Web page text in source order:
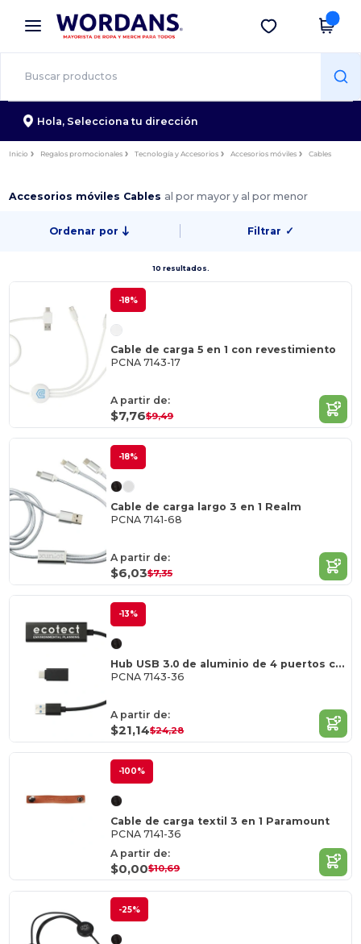
× App de Wordans
¡Mejores precios en app!
Descargar app
Hola, Selecciona tu dirección
Inicio Regalos promocionales Tecnología y Accesorios Accesorios móviles Cables
Accesorios móviles Cables al por mayor y al por menor
Ordenar por Filtrar ✓
10 resultados.
-18%
Cable de carga 5 en 1 con revestimiento
PCNA 7143-17
A partir de:
$7,76$9,49
-18%
Cable de carga largo 3 en 1 Realm
PCNA 7141-68
A partir de:
$6,03$7,35
-13%
Hub USB 3.0 de aluminio de 4 puertos con adaptador de tipo C
PCNA 7143-36
A partir de:
$21,14$24,28
-100%
Cable de carga textil 3 en 1 Paramount
PCNA 7141-36
A partir de:
$0,00$10,69
-25%